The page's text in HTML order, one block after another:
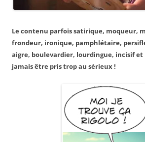
Le contenu parfois satirique, moqueur,
frondeur, ironique, pamphlétaire,
aigre, boulevardier, lourdingue, incisif
jamais être pris trop au sérieux !